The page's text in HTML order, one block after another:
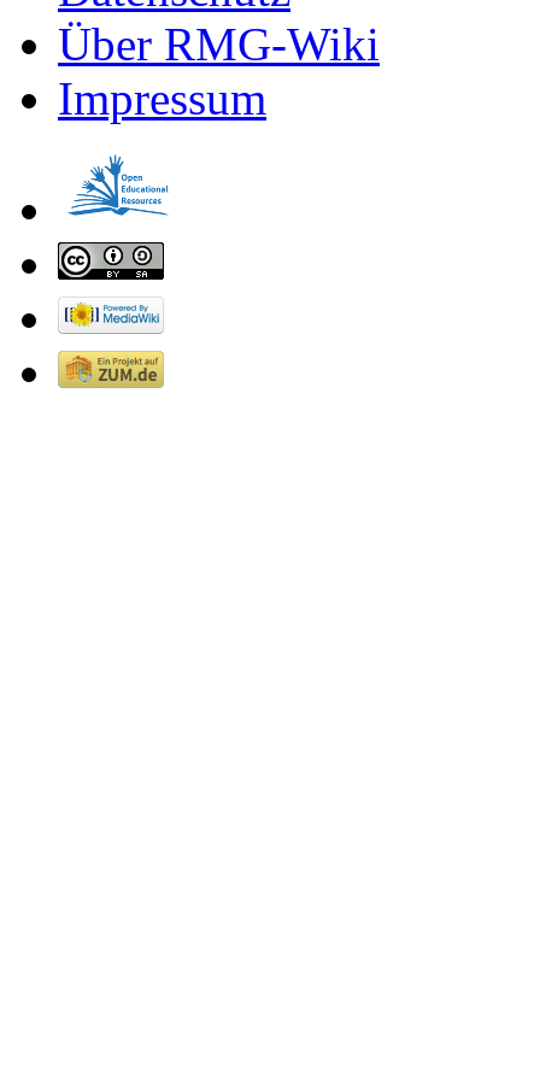
Über RMG-Wiki
Impressum